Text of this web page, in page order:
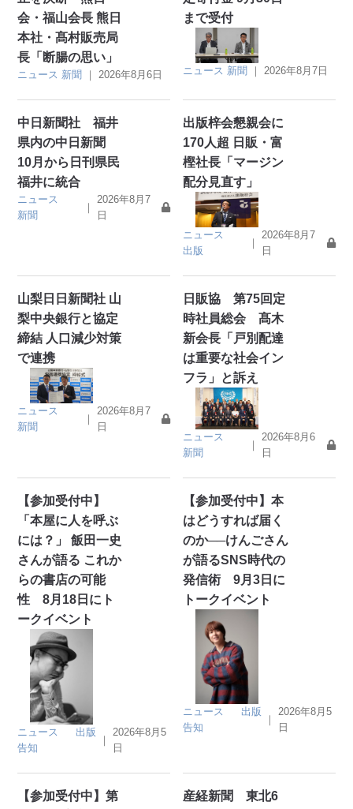
会・福山会長 熊日
本社・髙村販売局
長「断腸の思い」
ニュース 新聞 ｜ 2026年8月6日
まで受付
ニュース 新聞 ｜ 2026年8月7日
中日新聞社 福井
県内の中日新聞
10月から日刊県民
福井に統合
ニュース
新聞
｜
2026年8月7
日
出版梓会懇親会に
170人超 日販・富
樫社長「マージン
配分見直す」
ニュース
出版
｜
2026年8月7
日
山梨日日新聞社 山
梨中央銀行と協定
締結 人口減少対策
で連携
ニュース
新聞
｜
2026年8月7
日
日販協 第75回定
時社員総会 髙木
新会長「戸別配達
は重要な社会イン
フラ」と訴え
ニュース
新聞
｜
2026年8月6
日
【参加受付中】
「本屋に人を呼ぶ
には？」 飯田一史
さんが語る これか
らの書店の可能
性 8月18日にト
ークイベント
ニュース
出版
告知
｜
2026年8月5
日
【参加受付中】本
はどうすれば届く
のか──けんごさん
が語るSNS時代の
発信術 9月3日に
トークイベント
ニュース
出版
告知
｜
2026年8月5
日
【参加受付中】第
産経新聞 東北6